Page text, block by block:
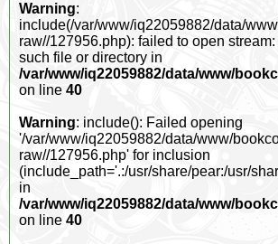
Warning:
include(/var/www/iq22059882/data/
raw//127956.php): failed to open
such file or directory in
/var/www/iq22059882/data/www/
on line 40
Warning: include(): Failed opening
'/var/www/iq22059882/data/www/
raw//127956.php' for inclusion
(include_path='.:/usr/share/pear:/usr/
in
/var/www/iq22059882/data/www/
on line 40